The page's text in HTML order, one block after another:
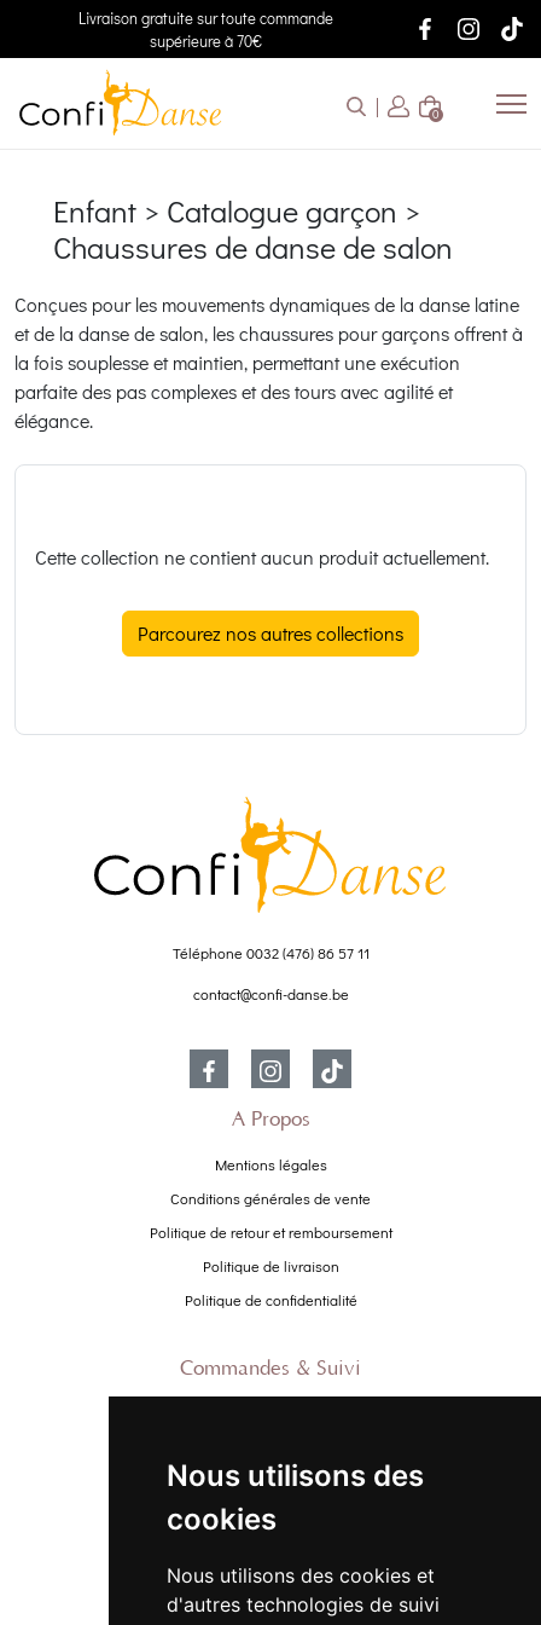
Nous utilisons des
cookies
Nous utilisons des cookies et
d'autres technologies de suivi
Livraison gratuite sur toute commande
supérieure à 70€
0
Enfant > Catalogue garçon >
Chaussures de danse de salon
Conçues pour les mouvements dynamiques de la danse latine
et de la danse de salon, les chaussures pour garçons offrent à
la fois souplesse et maintien, permettant une exécution
parfaite des pas complexes et des tours avec agilité et
élégance.
Cette collection ne contient aucun produit actuellement.
Parcourez nos autres collections
Téléphone 0032 (476) 86 57 11
contact@confi-danse.be
À Propos
Mentions légales
Conditions générales de vente
Politique de retour et remboursement
Politique de livraison
Politique de confidentialité
Commandes & Suivi
Suivre ma commande
Nouveautés